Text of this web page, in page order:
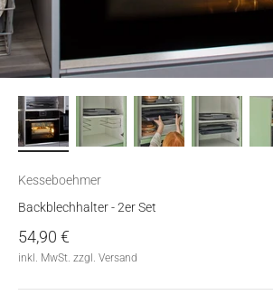
Kesseboehmer
Backblechhalter - 2er Set
Angebot
54,90 €
inkl. MwSt. zzgl. Versand